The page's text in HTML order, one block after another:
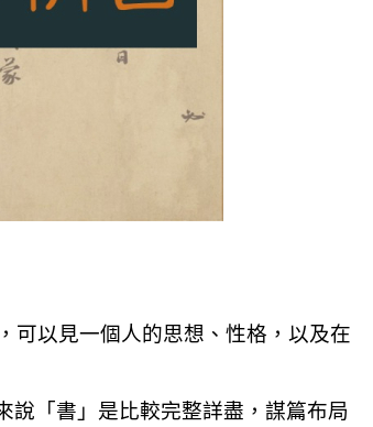
可以見一個人的思想、性格，以及在
說「書」是比較完整詳盡，謀篇布局